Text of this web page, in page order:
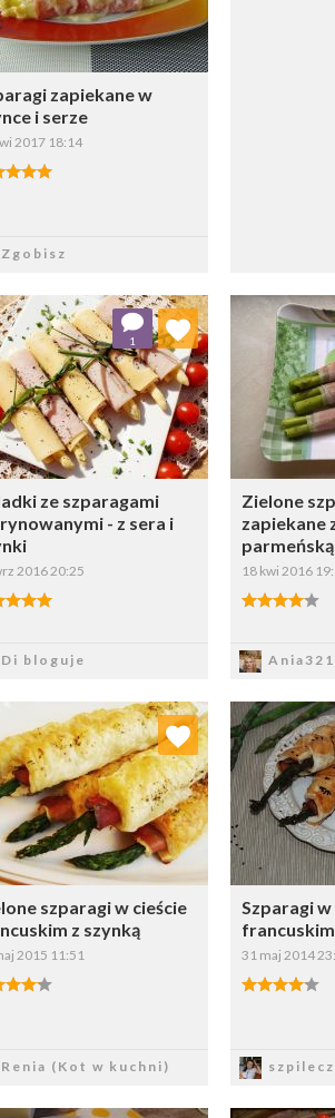
zapiekane w
i serze
2017 18:14
Zgobisz
ze szparagami
- z sera i
2016 20:25
Di bloguje
1
Dodaj do ulubionych
Wybierz listę:
Zielone
zapiekane
parmeńską
18 kwi 2016
Ania321
szparagi w cieście
z szynką
2015 11:51
Renia (Kot w kuchni)
Dodaj do ulubionych
Wybierz listę:
Szparagi w
francuskim
31 maj 2014